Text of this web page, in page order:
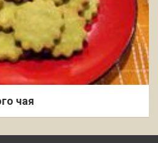
чая